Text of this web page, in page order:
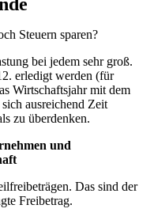
Steuern sparen?
bei jedem sehr groß.
erledigt werden (für
Wirtschaftsjahr mit dem
ausreichend Zeit
zu überdenken.
und
Das sind der
Freibetrag.